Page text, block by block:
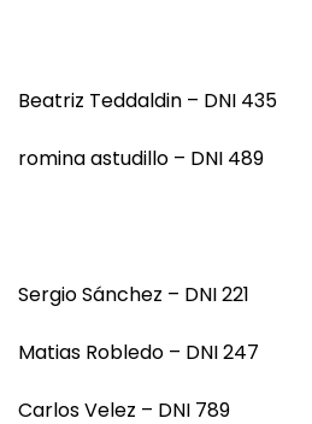
Beatriz Teddaldin – DNI 435
romina astudillo – DNI 489
Sergio Sánchez – DNI 221
Matias Robledo – DNI 247
Carlos Velez – DNI 789